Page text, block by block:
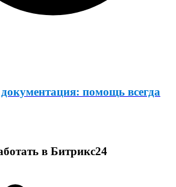
помощь всегда
в Битрикс24